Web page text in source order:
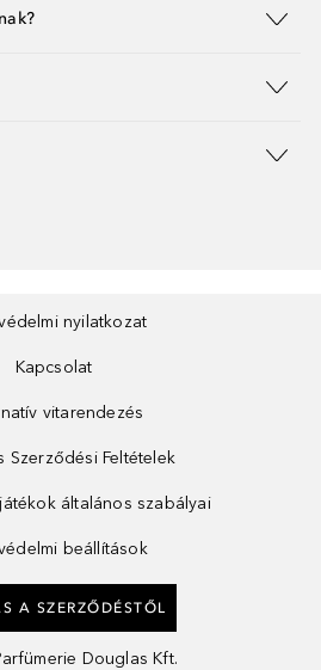
nyilatkozat
Kapcsolat
vitarendezés
Szerződési Feltételek
általános szabályai
beállítások
A SZERZŐDÉSTŐL
Douglas Kft.